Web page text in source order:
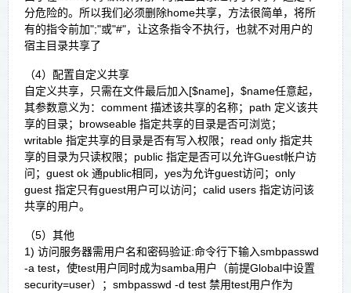
分危险的。所以我们必须删除home共享，方法很简单，将所
有的指令前加";"或"#"，让这条指令不执行，也就不对用户的
宿主目录共享了
（4）配置自定义共享
自定义共享，只需在文件最后加入[$name]，$name任意起，
其参数意义为：comment 描述该共享的名称；path 定义该共
享的目录；browseable 指定共享的目录是否可浏览；
writable 指定共享的目录是否有写入权限；read only 指定共
享的目录为只读权限；public 指定是否可以允许Guest帐户访
问；guest ok 通public相同，yes为允许guest访问；only
guest 指定只有guest用户可以访问；calid users 指定访问该
共享的用户。
（5）其他
1) 访问服务器需用户名和密码验证:命令行下输入smbpasswd
-a test，使test用户同时成为samba用户（前提Global中设置
security=user）；smbpasswd -d test 禁用test用户作为